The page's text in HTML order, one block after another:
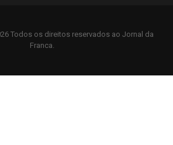
Todos os direitos reservados ao Jornal da
Franca.